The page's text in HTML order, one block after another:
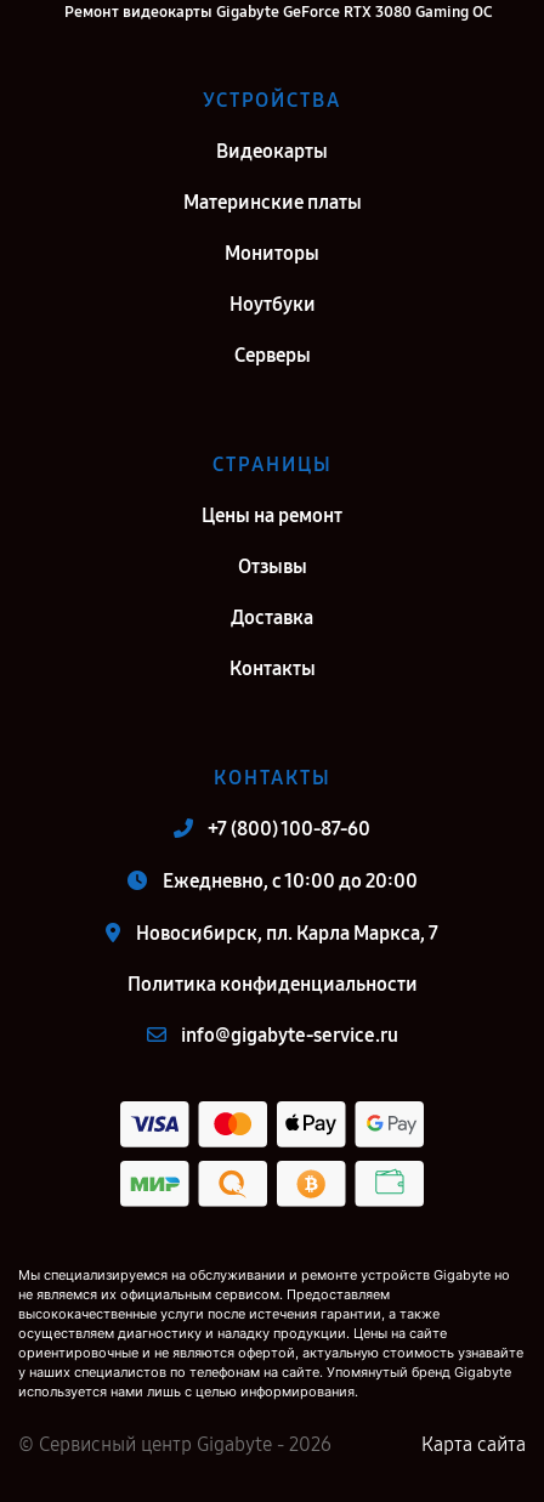
Ремонт видеокарты Gigabyte GeForce RTX 3080 Gaming OC
Waterforce WB в г. Казань
Ремонт видеокарты Gigabyte GeForce RTX 3080 Gaming OC
Ремонт видеокарты Gigabyte GeForce RTX 3080 Gaming OC
Waterforce WB в г. Саратов
Waterforce WB в г. Самара
Ремонт видеокарты Gigabyte GeForce RTX 3080 Gaming OC
Waterforce WB в г. Санкт-Петербург
УСТРОЙСТВА
Видеокарты
Материнские платы
Мониторы
Ноутбуки
Серверы
СТРАНИЦЫ
Цены на ремонт
Отзывы
Доставка
Контакты
КОНТАКТЫ
+7 (800) 100-87-60
Ежедневно, с 10:00 до 20:00
Новосибирск, пл. Карла Маркса, 7
Политика конфиденциальности
info@gigabyte-service.ru
Мы специализируемся на обслуживании и ремонте устройств Gigabyte но
не являемся их официальным сервисом. Предоставляем
высококачественные услуги после истечения гарантии, а также
осуществляем диагностику и наладку продукции. Цены на сайте
ориентировочные и не являются офертой, актуальную стоимость узнавайте
у наших специалистов по телефонам на сайте. Упомянутый бренд Gigabyte
используется нами лишь с целью информирования.
© Сервисный центр Gigabyte - 2026 Карта сайта